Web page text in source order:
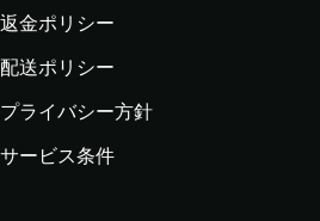
返金ポリシー
配送ポリシー
プライバシー方針
サービス条件